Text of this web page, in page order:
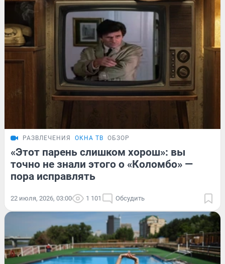
РАЗВЛЕЧЕНИЯ ОКНА ТВ ОБЗОР
«Этот парень слишком хорош»: вы
точно не знали этого о «Коломбо» —
пора исправлять
22 июля, 2026, 03:00 1 101 Обсудить